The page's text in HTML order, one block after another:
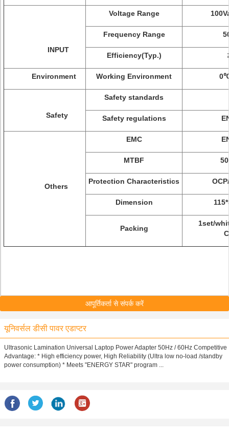
INPUT
Voltage Range
Frequency Range
Efficiency(Typ.)
Environment Working Environment
Safety
Safety standards
Safety regulations
Others
EMC
MTBF
Protection Characteristics
Dimension
Packing
1set/
आपूर्तिकर्ता से संपर्क करें
यूनिवर्सल डीसी पावर एडाप्टर
Ultrasonic Lamination Universal Laptop Power Adapter 50Hz / 60Hz​ Competitive
Advantage: * High efficiency power, High Reliability (Ultra low no-load /standby
power consumption) * Meets "ENERGY STAR" program ...